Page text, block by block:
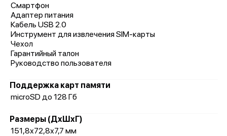
Смартфон
Адаптер питания
Кабель USB 2.0
Инструмент для извлечения SIM-карты
Чехол
Гарантийный талон
Руководство пользователя
Поддержка карт памяти
microSD до 128 Гб
Размеры (ДхШхГ)
151,8х72,8х7,7 мм